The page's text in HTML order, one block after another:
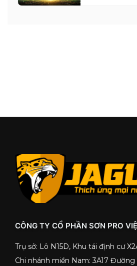
CÔNG TY CỔ PHẦN SƠN PRO
Trụ sở: Lô N15D, Khu tái định cư
Chi nhánh miền Nam: 3A17 Đường